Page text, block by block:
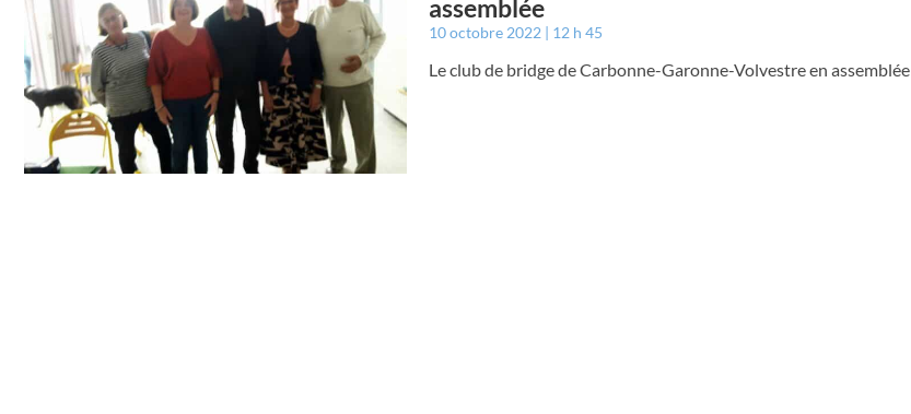
assemblée
10 octobre 2022 12 h 45
Le club de bridge de Carbonne-Garonne-Volvestre en assemblée